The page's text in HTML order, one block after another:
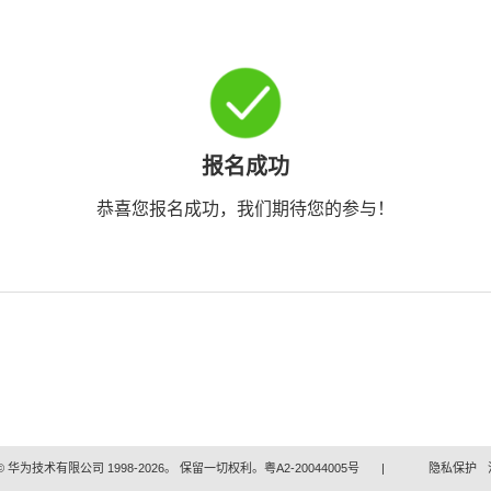
报名成功
恭喜您报名成功，我们期待您的参与！
华为技术有限公司 1998-2026。 保留一切权利。粤A2-20044005号 | 隐私保护